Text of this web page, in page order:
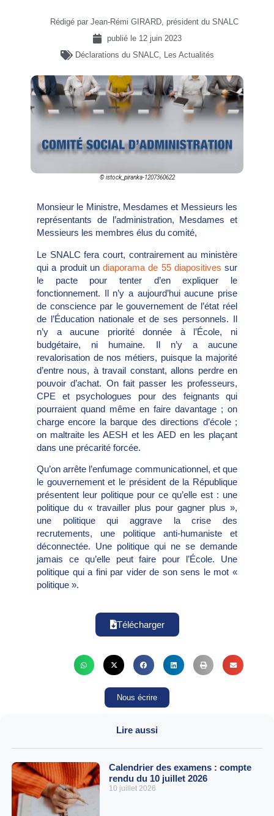
Rédigé par Jean-Rémi GIRARD, président du SNALC
publié le 12 juin 2023
Déclarations du SNALC, Les Actualités
© istock_piranka-1207360622
Monsieur le Ministre, Mesdames et Messieurs les
représentants de l’administration, Mesdames et
Messieurs les membres élus du comité,
Le SNALC fera court, contrairement au ministère
qui a produit un diaporama de 55 diapositives sur
le pacte pour tenter d’en expliquer le
fonctionnement. Il n’y a aujourd’hui aucune prise
de conscience par le gouvernement de l’état réel
de l’Éducation nationale et de ses personnels. Il
n’y a aucune priorité donnée à l’École, ni
budgétaire, ni humaine. Il n’y a aucune
revalorisation de nos métiers, puisque la majorité
d’entre nous, à travail constant, allons perdre en
pouvoir d’achat. On fait passer les professeurs,
CPE et psychologues pour des feignants qui
pourraient quand même en faire davantage ; on
charge encore la barque des directions d’école ;
on maltraite les AESH et les AED en les plaçant
dans une précarité forcée.
Qu’on arrête l’enfumage communicationnel, et que
le gouvernement et le président de la République
présentent leur politique pour ce qu’elle est : une
politique du « travailler plus pour gagner plus »,
une politique qui aggrave la crise des
recrutements, une politique anti-humaniste et
déconnectée. Une politique qui ne se demande
jamais ce qu’elle peut faire pour l’École. Une
politique qui a fini par vider de son sens le mot «
politique ».
Télécharger
Nous écrire
Lire aussi
Calendrier des examens : compte
rendu du 10 juillet 2026
10 juillet 2026